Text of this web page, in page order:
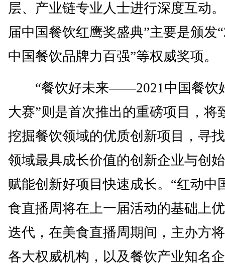
层、产业链专业人士进行深度互动
届中国餐饮红鹰奖盛典”主要是颁发
中国餐饮品牌力百强”等权威奖项。
“餐饮好未来——2021中国餐饮
大赛”则是首次推出的重磅项目，将
挖掘餐饮领域的优质创新项目，寻
领域最具成长价值的创新企业与创
赋能创新好项目快速成长。“红动中
食直播周将在上一届活动的基础上
迭代，在美食直播周期间，主办方
各大权威机构，以及餐饮产业知名